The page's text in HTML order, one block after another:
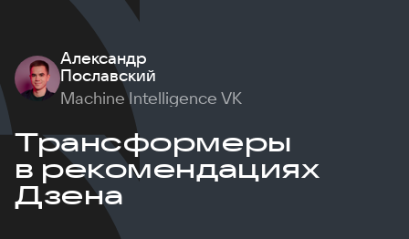
Александр
Пославский
Machine Intelligence VK
Трансформеры
в рекомендациях
Дзена